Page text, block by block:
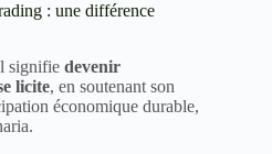
: une différence
signifie devenir
licite, en soutenant son
économique durable,